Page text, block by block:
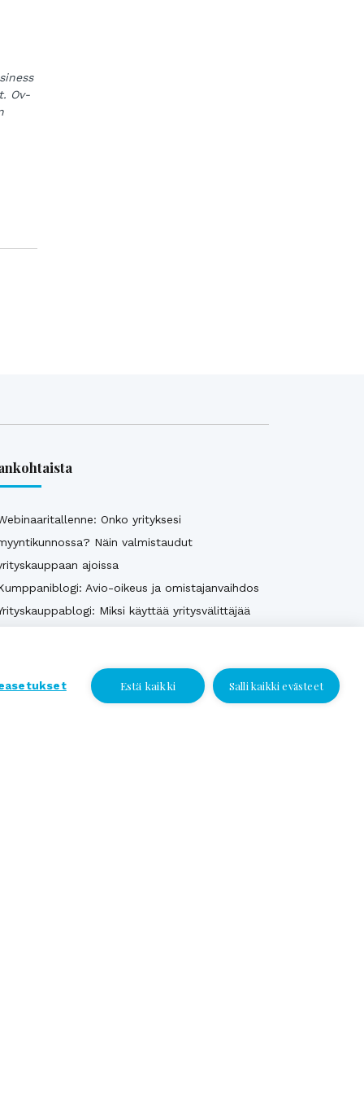
Ov-
Onko yrityksesi
Näin valmistaudut
ajoissa
Avio-oikeus ja omistajanvaihdos
Miksi käyttää yritysvälittäjää
Yrityskauppablogi: Miten valmistella yritys
Estä kaikki Salli kaikki evästeet